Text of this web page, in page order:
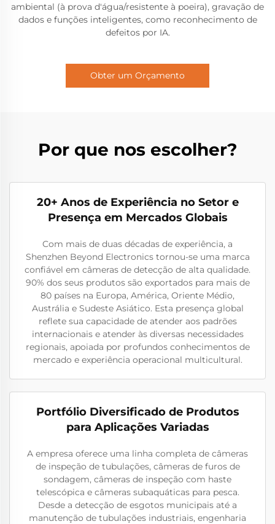
ambiental (à prova d'água/resistente à poeira), gravação de
dados e funções inteligentes, como reconhecimento de
defeitos por IA.
Obter um Orçamento
Por que nos escolher?
20+ Anos de Experiência no Setor e
Presença em Mercados Globais
Com mais de duas décadas de experiência, a
Shenzhen Beyond Electronics tornou-se uma marca
confiável em câmeras de detecção de alta qualidade.
90% dos seus produtos são exportados para mais de
80 países na Europa, América, Oriente Médio,
Austrália e Sudeste Asiático. Esta presença global
reflete sua capacidade de atender aos padrões
internacionais e atender às diversas necessidades
regionais, apoiada por profundos conhecimentos de
mercado e experiência operacional multicultural.
Portfólio Diversificado de Produtos
para Aplicações Variadas
A empresa oferece uma linha completa de câmeras
de inspeção de tubulações, câmeras de furos de
sondagem, câmeras de inspeção com haste
telescópica e câmeras subaquáticas para pesca.
Desde a detecção de esgotos municipais até a
manutenção de tubulações industriais, engenharia